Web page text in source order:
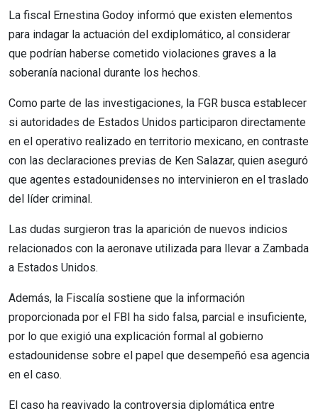
La fiscal Ernestina Godoy informó que existen elementos
para indagar la actuación del exdiplomático, al considerar
que podrían haberse cometido violaciones graves a la
soberanía nacional durante los hechos.
Como parte de las investigaciones, la FGR busca establecer
si autoridades de Estados Unidos participaron directamente
en el operativo realizado en territorio mexicano, en contraste
con las declaraciones previas de Ken Salazar, quien aseguró
que agentes estadounidenses no intervinieron en el traslado
del líder criminal.
Las dudas surgieron tras la aparición de nuevos indicios
relacionados con la aeronave utilizada para llevar a Zambada
a Estados Unidos.
Además, la Fiscalía sostiene que la información
proporcionada por el FBI ha sido falsa, parcial e insuficiente,
por lo que exigió una explicación formal al gobierno
estadounidense sobre el papel que desempeñó esa agencia
en el caso.
El caso ha reavivado la controversia diplomática entre